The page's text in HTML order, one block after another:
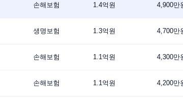
손해보험 1.4억원 4,900만
생명보험 1.3억원 4,700만
손해보험 1.1억원 4,300만
손해보험 1.1억원 4,200만